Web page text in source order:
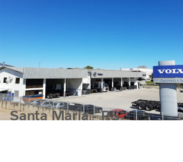
Santa Maria - RS